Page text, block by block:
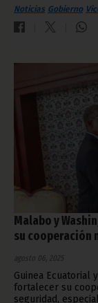
Noticias Gobierno
Malabo y
su cooperación
agosto 06, 2025
Guinea Ecuatorial
fortalecer su
seguridad,